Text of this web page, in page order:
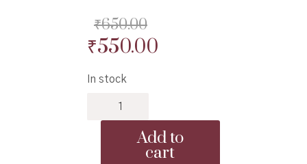
₹650.00
Original
was:
₹650.00.
₹550.00Current
In stock
Add to
cart